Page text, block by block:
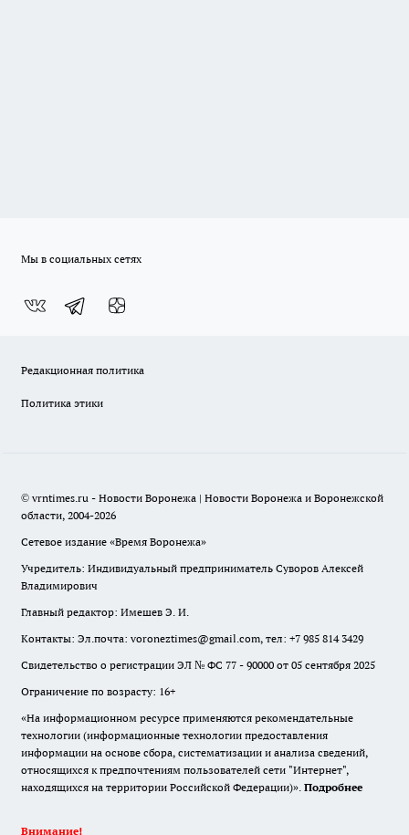
Мы в социальных сетях
Редакционная политика
Политика этики
© vrntimes.ru - Новости Воронежа | Новости Воронежа и Воронежской
области, 2004-2026
Сетевое издание «Время Воронежа»
Учредитель: Индивидуальный предприниматель Суворов Алексей
Владимирович
Главный редактор: Имешев Э. И.
Контакты: Эл.почта: voroneztimes@gmail.com, тел: +7 985 814 3429
Свидетельство о регистрации ЭЛ № ФС 77 - 90000 от 05 сентября 2025
Ограничение по возрасту: 16+
«На информационном ресурсе применяются рекомендательные
технологии (информационные технологии предоставления
информации на основе сбора, систематизации и анализа сведений,
относящихся к предпочтениям пользователей сети "Интернет",
находящихся на территории Российской Федерации)». Подробнее
Внимание!